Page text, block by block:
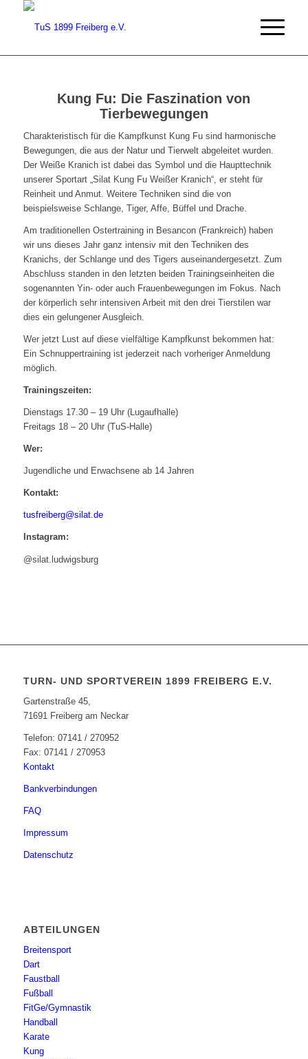
Kung Fu: Die Faszination von
Tierbewegungen
Charakteristisch für die Kampfkunst Kung Fu sind harmonische
Bewegungen, die aus der Natur und Tierwelt abgeleitet wurden.
Der Weiße Kranich ist dabei das Symbol und die Haupttechnik
unserer Sportart „Silat Kung Fu Weißer Kranich“, er steht für
Reinheit und Anmut. Weitere Techniken sind die von
beispielsweise Schlange, Tiger, Affe, Büffel und Drache.
Am traditionellen Ostertraining in Besancon (Frankreich) haben
wir uns dieses Jahr ganz intensiv mit den Techniken des
Kranichs, der Schlange und des Tigers auseinandergesetzt. Zum
Abschluss standen in den letzten beiden Trainingseinheiten die
sogenannten Yin- oder auch Frauenbewegungen im Fokus. Nach
der körperlich sehr intensiven Arbeit mit den drei Tierstilen war
dies ein gelungener Ausgleich.
Wer jetzt Lust auf diese vielfältige Kampfkunst bekommen hat:
Ein Schnuppertraining ist jederzeit nach vorheriger Anmeldung
möglich.
Trainingszeiten:
Dienstags 17.30 – 19 Uhr (Lugaufhalle)
Freitags 18 – 20 Uhr (TuS-Halle)
Wer:
Jugendliche und Erwachsene ab 14 Jahren
Kontakt:
tusfreiberg@silat.de
Instagram:
@silat.ludwigsburg
TURN- UND SPORTVEREIN 1899 FREIBERG E.V.
Gartenstraße 45,
71691 Freiberg am Neckar
Telefon: 07141 / 270952
Fax: 07141 / 270953
Kontakt
Bankverbindungen
FAQ
Impressum
Datenschutz
ABTEILUNGEN
Breitensport
Dart
Faustball
Fußball
FitGe/Gymnastik
Handball
Karate
Kung